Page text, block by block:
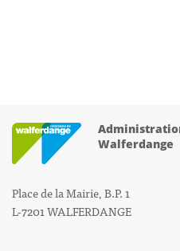
Walferdange
Place de la Mairie, B.P. 1
L-7201 WALFERDANGE